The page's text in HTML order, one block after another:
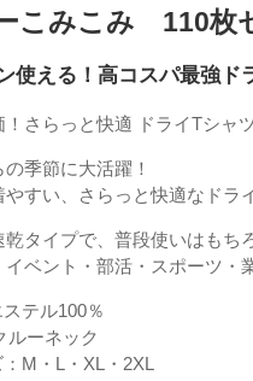
こみこみ 110枚
使える！高コスパ最強ド
！さらっと快適 ドライTシャ
の季節に大活躍！
やすい、さらっと快適なドラ
乾タイプで、普段使いはもち
イベント・部活・スポーツ・
テル100％
ルーネック
M・L・XL・2XL